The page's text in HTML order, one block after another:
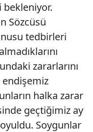
Sözcüsü
tedbirleri
zararlarını
endişemiz
halka zarar
geçtiğimiz ay
Soygunlar